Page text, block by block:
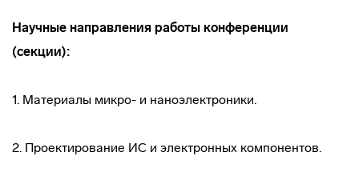
Научные направления работы конференции
(секции):
1. Материалы микро- и наноэлектроники.
2. Проектирование ИС и электронных компонентов.